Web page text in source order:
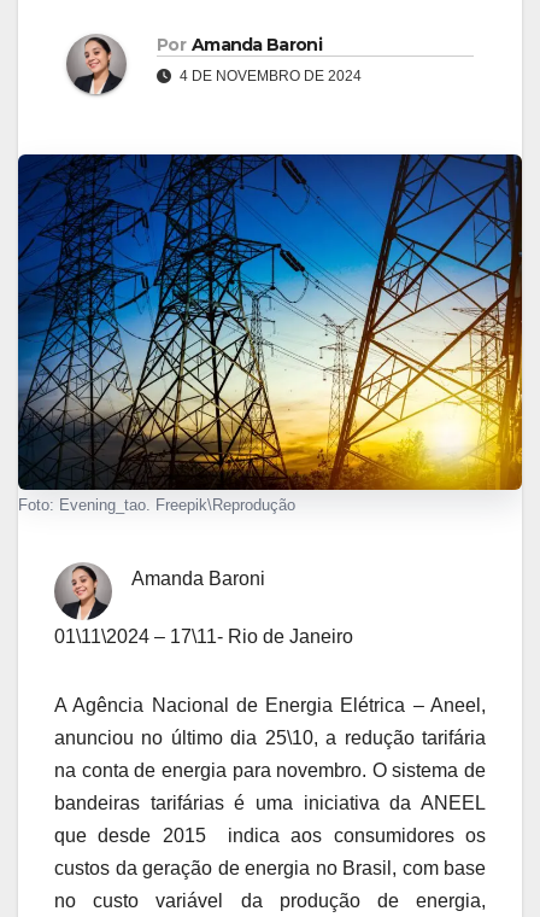
Por Amanda Baroni
4 DE NOVEMBRO DE 2024
Foto: Evening_tao. Freepik\Reprodução
Amanda Baroni
01\11\2024 – 17\11- Rio de Janeiro
A Agência Nacional de Energia Elétrica – Aneel,
anunciou no último dia 25\10, a redução tarifária
na conta de energia para novembro. O sistema de
bandeiras tarifárias é uma iniciativa da ANEEL
que desde 2015 indica aos consumidores os
custos da geração de energia no Brasil, com base
no custo variável da produção de energia,